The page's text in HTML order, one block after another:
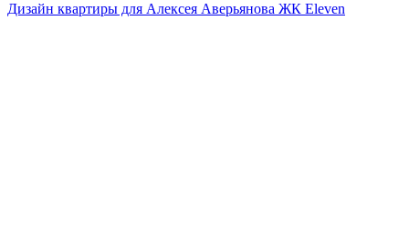
Дизайн квартиры для Алексея Аверьянова ЖК Eleven